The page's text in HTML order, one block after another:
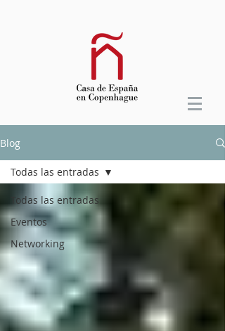
Blog
Todas las entradas
Eventos
Networking
Todas las entradas